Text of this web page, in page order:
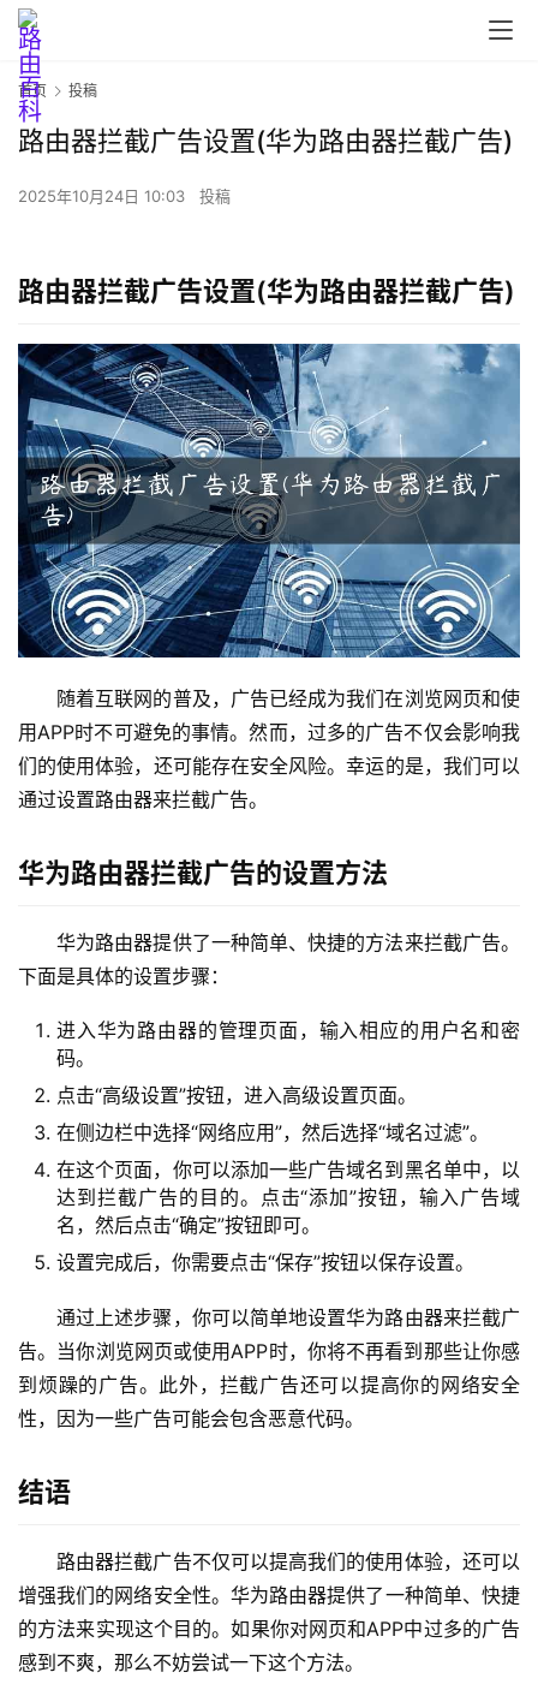
首
页
路
由
器
设
置
1
9
2
1
1
9
.
0
.
1
T
I
N
K
首页 投稿
路由器拦截广告设置(华为路由器拦截广告)
2025年10月24日 10:03 投稿
路由器拦截广告设置(华为路由器拦截广告)
随着互联网的普及，广告已经成为我们在浏览网页和使
用APP时不可避免的事情。然而，过多的广告不仅会影响我
们的使用体验，还可能存在安全风险。幸运的是，我们可以
通过设置路由器来拦截广告。
华为路由器拦截广告的设置方法
华为路由器提供了一种简单、快捷的方法来拦截广告。
下面是具体的设置步骤：
进入华为路由器的管理页面，输入相应的用户名和密
码。
点击“高级设置”按钮，进入高级设置页面。
在侧边栏中选择“网络应用”，然后选择“域名过滤”。
在这个页面，你可以添加一些广告域名到黑名单中，以
达到拦截广告的目的。点击“添加”按钮，输入广告域
名，然后点击“确定”按钮即可。
设置完成后，你需要点击“保存”按钮以保存设置。
通过上述步骤，你可以简单地设置华为路由器来拦截广
告。当你浏览网页或使用APP时，你将不再看到那些让你感
到烦躁的广告。此外，拦截广告还可以提高你的网络安全
性，因为一些广告可能会包含恶意代码。
结语
路由器拦截广告不仅可以提高我们的使用体验，还可以
增强我们的网络安全性。华为路由器提供了一种简单、快捷
的方法来实现这个目的。如果你对网页和APP中过多的广告
感到不爽，那么不妨尝试一下这个方法。